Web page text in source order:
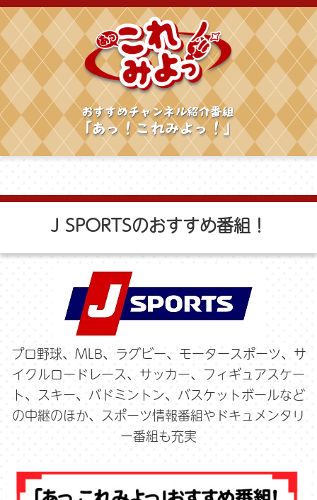
J SPORTSのおすすめ番組！
プロ野球、MLB、ラグビー、モータースポーツ、サ
イクルロードレース、サッカー、フィギュアスケー
ト、スキー、バドミントン、バスケットボールなど
の中継のほか、スポーツ情報番組やドキュメンタリ
ー番組も充実